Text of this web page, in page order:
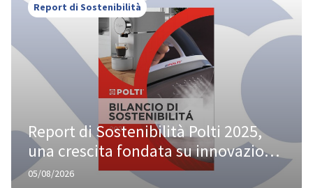
Report di Sostenibilità
Report di Sostenibilità Polti 2025,
una crescita fondata su innovazione
e responsabilità
05/08/2026